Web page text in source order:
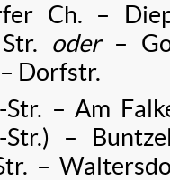
Ch. –
oder –
Dorfstr.
Str. – Am
Str.) –
–